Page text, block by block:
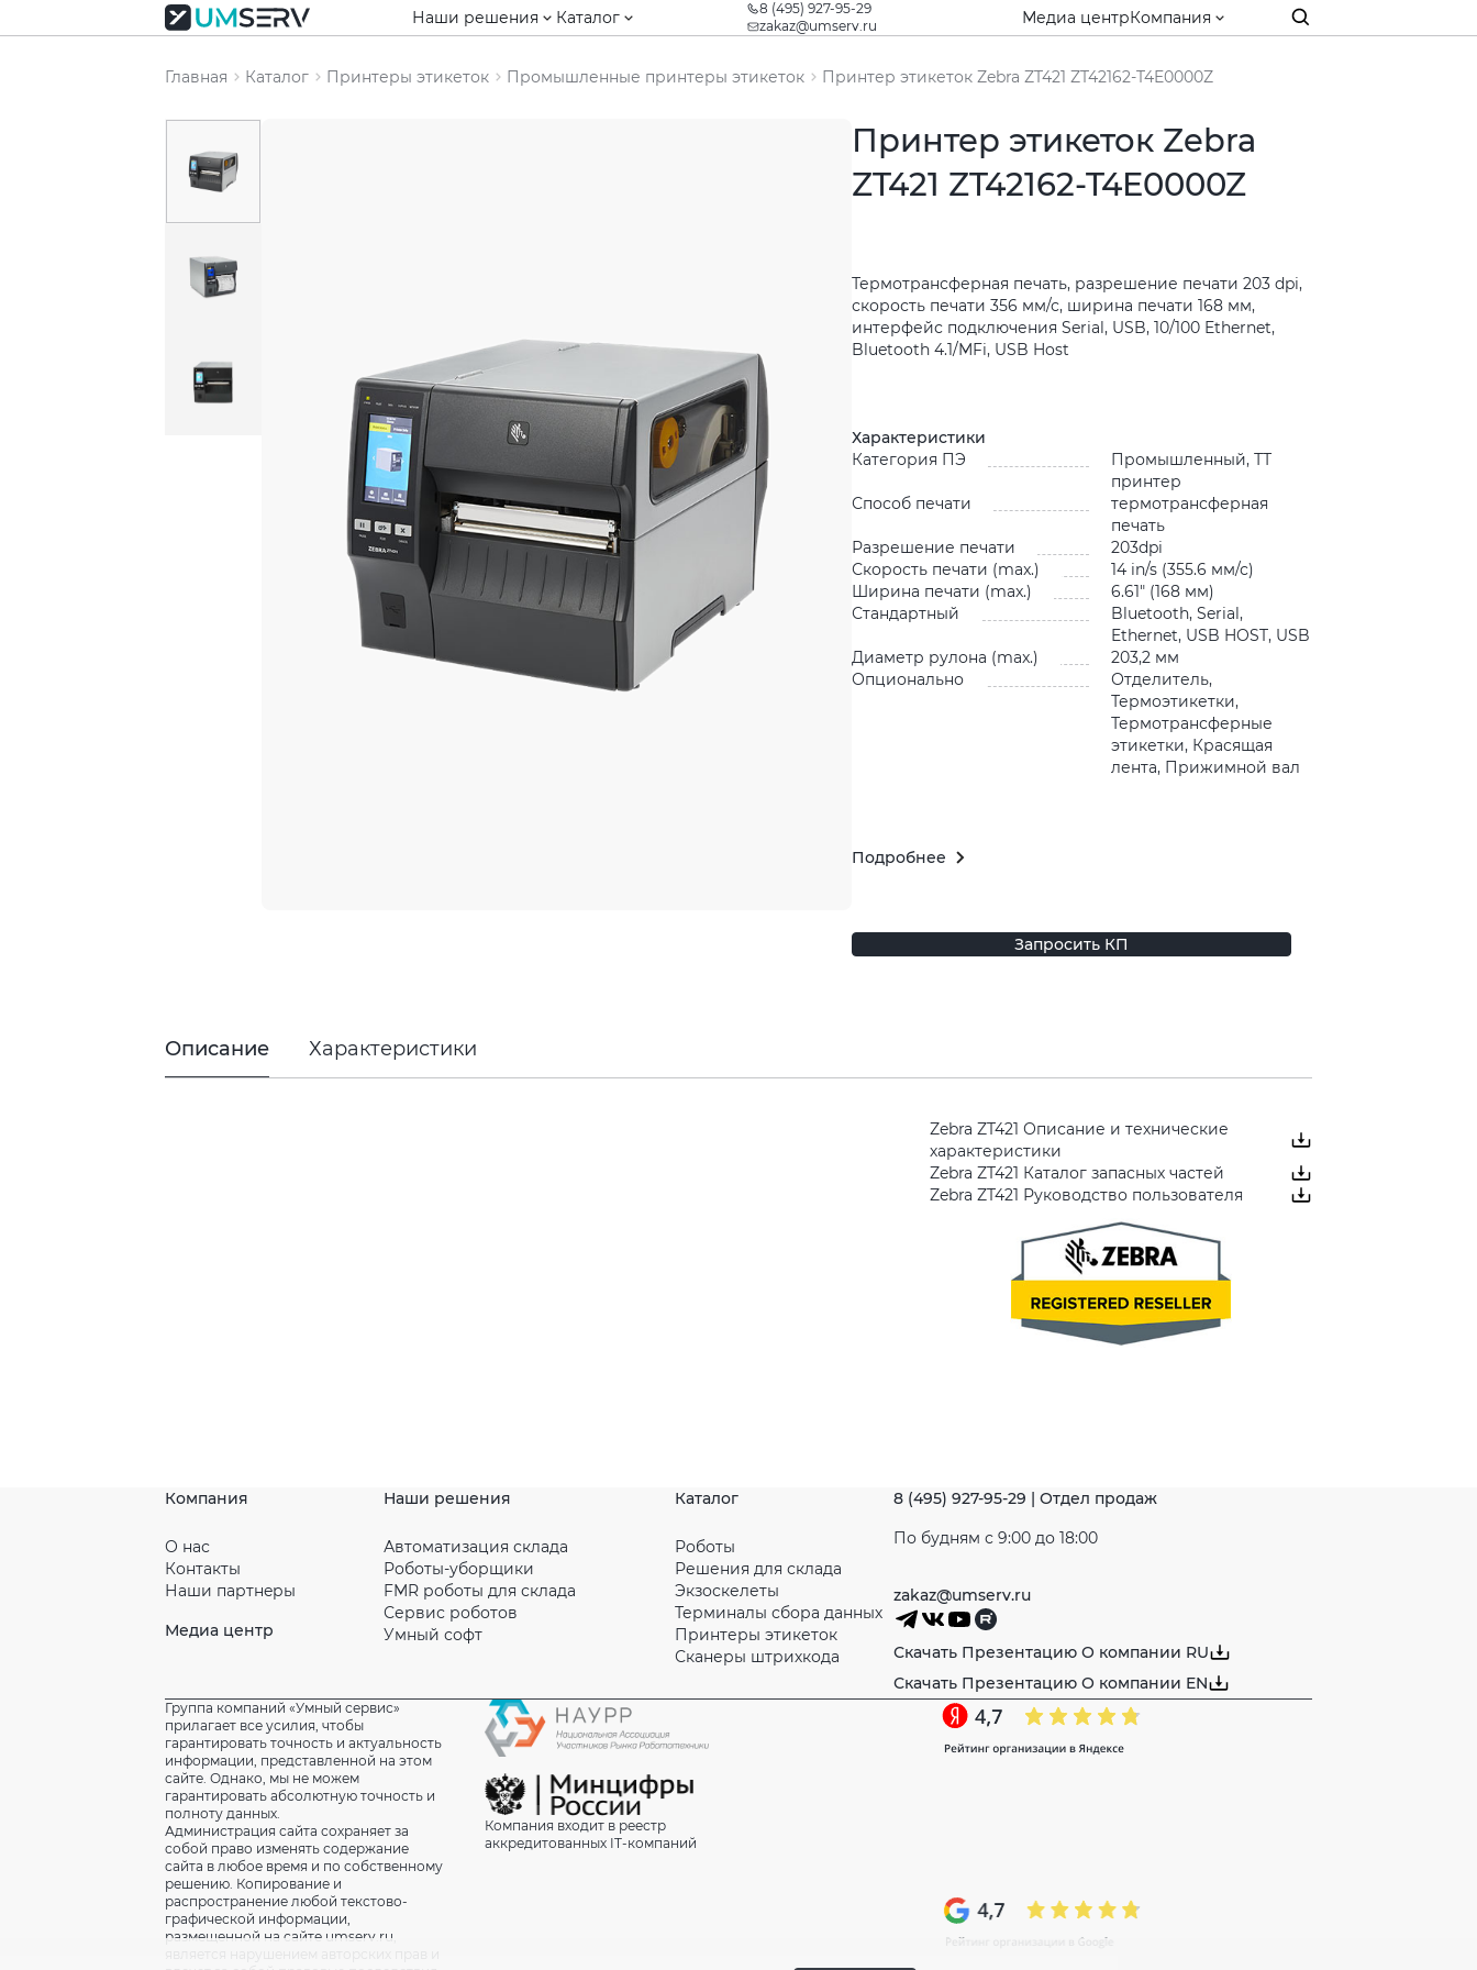
Наши решения Каталог
8 (495) 927-95-29
zakaz@umserv.ru
Медиа центрКомпания
Главная Каталог Принтеры этикеток Промышленные принтеры этикеток Принтер этикеток Zebra ZT421 ZT42162-T4E0000Z
Принтер этикеток Zebra
ZT421 ZT42162-T4E0000Z
Термотрансферная печать, разрешение печати 203 dpi,
скорость печати 356 мм/с, ширина печати 168 мм,
интерфейс подключения Serial, USB, 10/100 Ethernet,
Bluetooth 4.1/MFi, USB Host
Характеристики
Категория ПЭ
Промышленный, ТТ
принтер
Способ печати
термотрансферная
печать
Разрешение печати
203dpi
Скорость печати (max.)
14 in/s (355.6 мм/с)
Ширина печати (max.)
6.61″ (168 мм)
Стандартный
Bluetooth, Serial,
Ethernet, USB HOST, USB
Диаметр рулона (max.)
203,2 мм
Опционально
Отделитель,
Термоэтикетки,
Термотрансферные
этикетки, Красящая
лента, Прижимной вал
Подробнее
Запросить КП
Описание Характеристики
Zebra ZT421 Описание и технические
характеристики
Zebra ZT421 Каталог запасных частей
Zebra ZT421 Руководство пользователя
Компания
О нас
Контакты
Наши партнeры
Медиа центр
Наши решения
Автоматизация склада
Роботы-уборщики
FMR роботы для склада
Сервис роботов
Умный софт
Каталог
Роботы
Решения для склада
Экзоскелеты
Терминалы сбора данных
Принтеры этикеток
Сканеры штрихкода
8 (495) 927-95-29 | Отдел продаж
По будням с 9:00 до 18:00
zakaz@umserv.ru
Скачать Презентацию О компании RU
Скачать Презентацию О компании EN
Группа компаний «Умный сервис»
прилагает все усилия, чтобы
гарантировать точность и актуальность
информации, представленной на этом
сайте. Однако, мы не можем
гарантировать абсолютную точность и
полноту данных.
Администрация сайта сохраняет за
собой право изменять содержание
сайта в любое время и по собственному
решению. Копирование и
распространение любой текстово-
графической информации,
размещенной на сайте umserv.ru,
Компания входит в реестр
аккредитованных IT-компаний